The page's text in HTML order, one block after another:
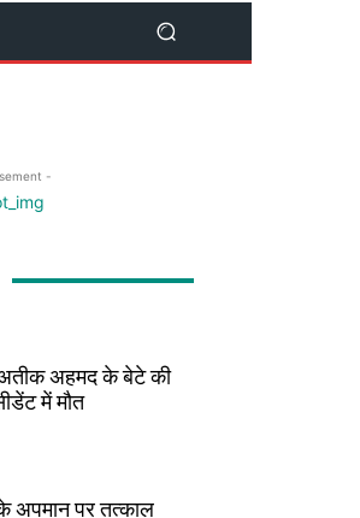
-
अतीक अहमद के बेटे की
में मौत
अपमान पर तत्काल